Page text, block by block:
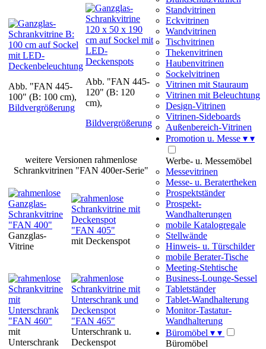
Abb. "FAN 445-
100" (B: 100 cm),
Bildvergrößerung
Abb. "FAN 445-
120" (B: 120
cm),
Bildvergrößerung
weitere Versionen rahmenlose
Schrankvitrinen "FAN 400er-Serie"
"FAN 400"
Ganzglas-
Vitrine
"FAN 405"
mit Deckenspot
"FAN 460"
mit
Unterschrank
"FAN 465"
Unterschrank u.
Deckenspot
Standvitrinen
Eckvitrinen
Wandvitrinen
Tischvitrinen
Thekenvitrinen
Haubenvitrinen
Sockelvitrinen
Vitrinen mit Stauraum
Vitrinen mit Beleuchtung
Design-Vitrinen
Vitrinen-Sideboards
Außenbereich-Vitrinen
Promotion u. Messe ▾ ▾
Werbe- u. Messemöbel
Messevitrinen
Messe- u. Beratertheken
Prospektständer
Prospekt-
Wandhalterungen
mobile Katalogregale
Stellwände
Hinweis- u. Türschilder
mobile Berater-Tische
Meeting-Stehtische
Business-Lounge-Sessel
Tabletständer
Tablet-Wandhalterung
Monitor-Tastatur-
Wandhalterung
Büromöbel ▾ ▾
Büromöbel